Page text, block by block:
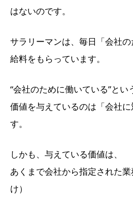
はないのです。
サラリーマンは、毎日「会社の
給料をもらっています。
“会社のために働いている”とい
価値を与えているのは「会社
す。
しかも、与えている価値は、
あくまで会社から指定された
け）